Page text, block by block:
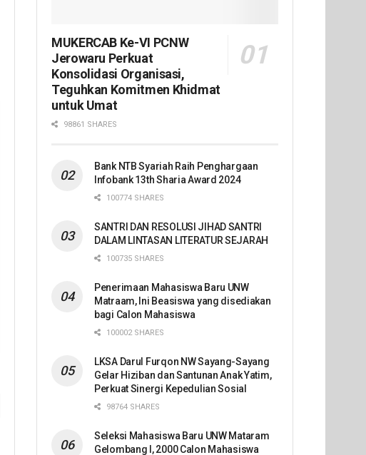
MUKERCAB Ke-VI PCNW
Jerowaru Perkuat
Konsolidasi Organisasi,
Teguhkan Komitmen Khidmat
untuk Umat
98861 SHARES
Bank NTB Syariah Raih Penghargaan
Infobank 13th Sharia Award 2024
100774 SHARES
SANTRI DAN RESOLUSI JIHAD SANTRI
DALAM LINTASAN LITERATUR SEJARAH
100735 SHARES
Penerimaan Mahasiswa Baru UNW
Matraam, Ini Beasiswa yang disediakan
bagi Calon Mahasiswa
100002 SHARES
LKSA Darul Furqon NW Sayang-Sayang
Gelar Hiziban dan Santunan Anak Yatim,
Perkuat Sinergi Kepedulian Sosial
98764 SHARES
Seleksi Mahasiswa Baru UNW Mataram
Gelombang I, 2000 Calon Mahasiswa